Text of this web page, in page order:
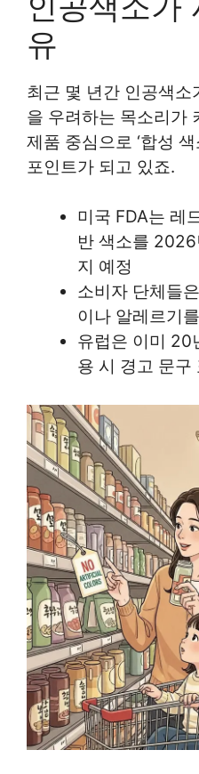
유
최근 몇 년간 인공색
을 우려하는 목소리가
제품 중심으로 ‘합성
포인트가 되고 있죠.
미국 FDA는 레
반 색소를
지 예정
소비자 단체들
이나 알레르기
유럽은 이미 20
용 시 경고 문구